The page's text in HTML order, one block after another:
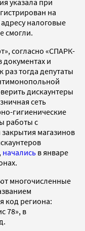
на
налоговые
смогли.
согласно «СПАРК-
документах и
тогда депутаты
дискаунтеры
сеть
гигиенические
работы с
магазинов
начались в январе
многочисленные
код региона:
78», в